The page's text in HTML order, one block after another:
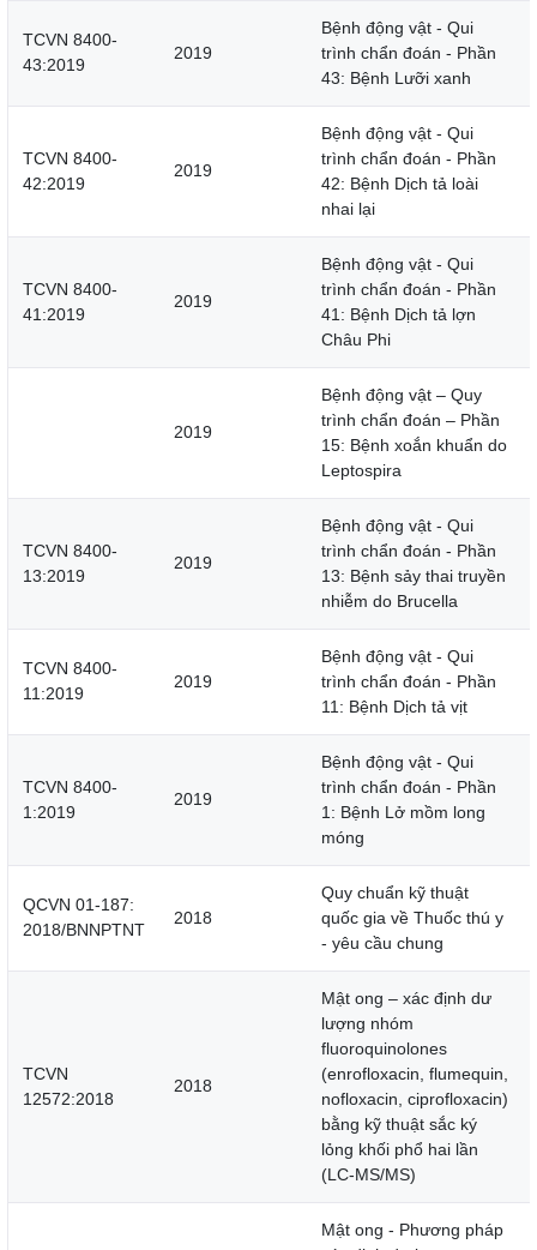
TCVN 8400-
43:2019
2019
Bệnh động vật - Qui
trình chẩn đoán - Phần
43: Bệnh Lưỡi xanh
TCVN 8400-
42:2019
2019
Bệnh động vật - Qui
trình chẩn đoán - Phần
42: Bệnh Dịch tả loài
nhai lại
TCVN 8400-
41:2019
2019
Bệnh động vật - Qui
trình chẩn đoán - Phần
41: Bệnh Dịch tả lợn
Châu Phi
2019
Bệnh động vật – Quy
trình chẩn đoán – Phần
15: Bệnh xoắn khuẩn do
Leptospira
TCVN 8400-
13:2019
2019
Bệnh động vật - Qui
trình chẩn đoán - Phần
13: Bệnh sảy thai truyền
nhiễm do Brucella
TCVN 8400-
11:2019
2019
Bệnh động vật - Qui
trình chẩn đoán - Phần
11: Bệnh Dịch tả vịt
TCVN 8400-
1:2019
2019
Bệnh động vật - Qui
trình chẩn đoán - Phần
1: Bệnh Lở mồm long
móng
QCVN 01-187:
2018/BNNPTNT
2018
Quy chuẩn kỹ thuật
quốc gia về Thuốc thú y
- yêu cầu chung
TCVN
12572:2018
2018
Mật ong – xác định dư
lượng nhóm
fluoroquinolones
(enrofloxacin, flumequin,
nofloxacin, ciprofloxacin)
bằng kỹ thuật sắc ký
lỏng khối phổ hai lần
(LC-MS/MS)
Mật ong - Phương pháp